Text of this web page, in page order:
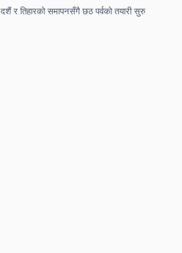
दशैं र तिहारको समापनसँगै छठ पर्वको तयारी सुरु